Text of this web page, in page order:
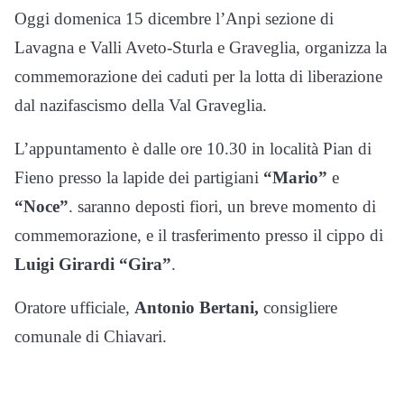
Oggi domenica 15 dicembre l’Anpi sezione di
Lavagna e Valli Aveto-Sturla e Graveglia, organizza la
commemorazione dei caduti per la lotta di liberazione
dal nazifascismo della Val Graveglia.
L’appuntamento è dalle ore 10.30 in località Pian di
Fieno presso la lapide dei partigiani “Mario” e
“Noce”. saranno deposti fiori, un breve momento di
commemorazione, e il trasferimento presso il cippo di
Luigi Girardi “Gira”.
Oratore ufficiale, Antonio Bertani, consigliere
comunale di Chiavari.